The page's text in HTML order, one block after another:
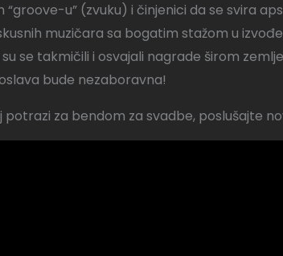
u” (zvuku) i činjenici da se svira
muzičara sa bogatim stažom u
se takmičili i osvajali nagrade širom
bude nezaboravna!
potrazi za bendom za svadbe, poslušajte